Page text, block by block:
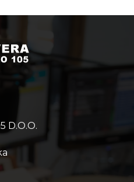
D.O.O.